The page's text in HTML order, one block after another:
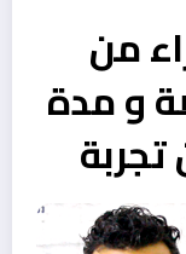
من
و مدة